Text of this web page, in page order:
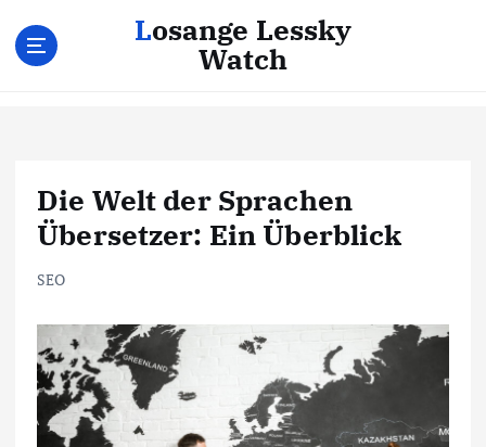
Losange Lessky
Watch
Die Welt der Sprachen
Übersetzer: Ein Überblick
SEO